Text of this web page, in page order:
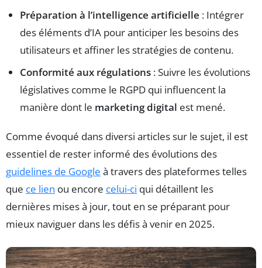
Préparation à l’intelligence artificielle : Intégrer
des éléments d’IA pour anticiper les besoins des
utilisateurs et affiner les stratégies de contenu.
Conformité aux régulations : Suivre les évolutions
législatives comme le RGPD qui influencent la
manière dont le marketing digital est mené.
Comme évoqué dans diversi articles sur le sujet, il est
essentiel de rester informé des évolutions des
guidelines de Google à travers des plateformes telles
que ce lien ou encore celui-ci qui détaillent les
dernières mises à jour, tout en se préparant pour
mieux naviguer dans les défis à venir en 2025.